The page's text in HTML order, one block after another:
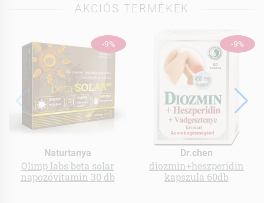
AKCIÓS TERMÉKEK
-9%
Naturtanya
Olimp labs beta solar
napozóvitamin 30 db
-9%
Dr.chen
diozmin+heszperidin
kapszula 60db